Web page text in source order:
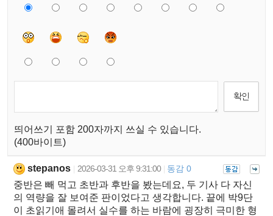
띄어쓰기 포함 200자까지 쓰실 수 있습니다.
(400바이트)
stepanos 2026-03-31 오후 9:31:00 동감 0
중반은 빼 먹고 초반과 후반을 봤는데요, 두 기사 다 자신
의 역량을 잘 보여준 판이었다고 생각합니다. 끝에 박9단
이 초읽기애 몰려서 실수를 하는 바람에 굉장히 극미한 형